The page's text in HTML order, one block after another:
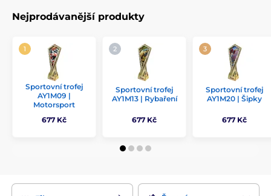
Nejprodávanější produkty
Sportovní trofej
AY1M09 |
Motorsport
677 Kč
Sportovní trofej
AY1M13 | Rybaření
677 Kč
Sportovní trofej
AY1M20 | Šipky
677 Kč